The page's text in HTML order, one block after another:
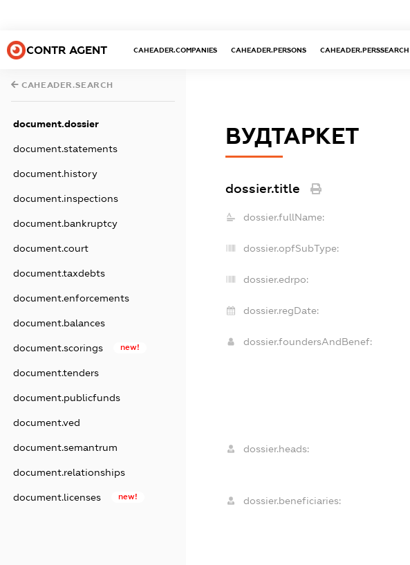
CONTR AGENT CAHEADER.COMPANIES CAHEADER.PERSONS CAHEADER.PERSSEARCH
CAHEADER.SEARCH
document.dossier
document.statements
document.history
document.inspections
document.bankruptcy
document.court
document.taxdebts
document.enforcements
document.balances
document.scorings new!
document.tenders
document.publicfunds
document.ved
document.semantrum
document.relationships
document.licenses new!
ВУДТАРКЕТ
dossier.title
dossier.fullName:
dossier.opfSubType:
dossier.edrpo:
dossier.regDate:
dossier.foundersAndBenef:
dossier.heads:
dossier.beneficiaries: